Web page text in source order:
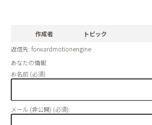
作成者
トピック
返信先: forwardmotionengine
あなたの情報:
お名前 (必須)
メール (非公開) (必須):